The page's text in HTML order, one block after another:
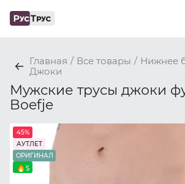
Главная / Все товары / Нижнее
Джоки
Мужские трусы джоки
Boefje
45%
АУТЛЕТ
ОРИГИНАЛ
S